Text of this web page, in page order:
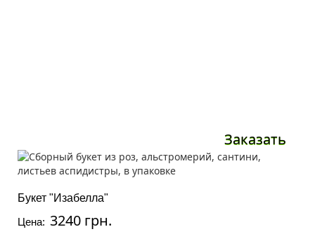
Заказать
Букет "Изабелла"
Цена: 3240 грн.